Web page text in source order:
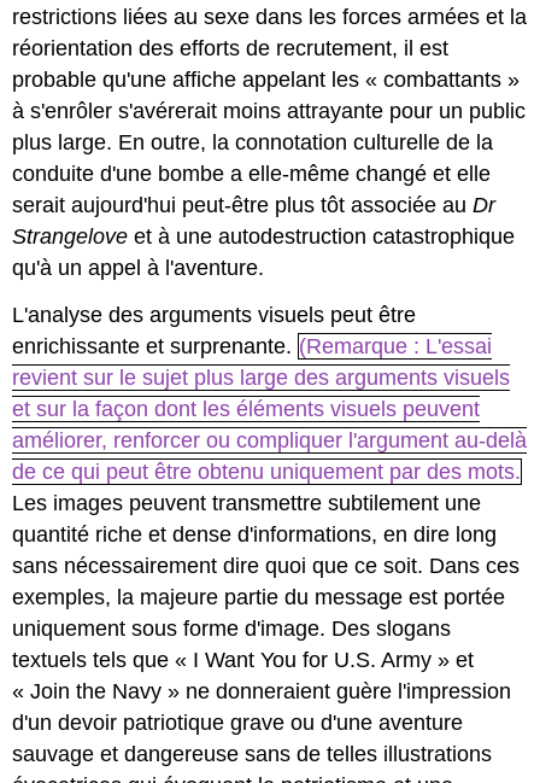
restrictions liées au sexe dans les forces armées et la
réorientation des efforts de recrutement, il est
probable qu'une affiche appelant les « combattants »
à s'enrôler s'avérerait moins attrayante pour un public
plus large. En outre, la connotation culturelle de la
conduite d'une bombe a elle-même changé et elle
serait aujourd'hui peut-être plus tôt associée auDr
Strangelove et à une autodestruction catastrophique
qu'à un appel à l'aventure.
L'analyse des arguments visuels peut être
enrichissante et surprenante. (Remarque : L'essai
revient sur le sujet plus large des arguments visuels
et sur la façon dont les éléments visuels peuvent
améliorer, renforcer ou compliquer l'argument au-delà
de ce qui peut être obtenu uniquement par des mots.
Les images peuvent transmettre subtilement une
quantité riche et dense d'informations, en dire long
sans nécessairement dire quoi que ce soit. Dans ces
exemples, la majeure partie du message est portée
uniquement sous forme d'image. Des slogans
textuels tels que « I Want You for U.S. Army » et
« Join the Navy » ne donneraient guère l'impression
d'un devoir patriotique grave ou d'une aventure
sauvage et dangereuse sans de telles illustrations